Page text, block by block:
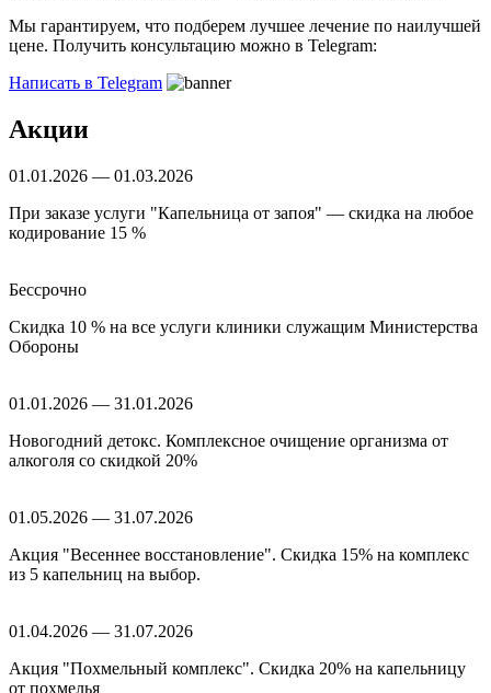
Мы гарантируем, что подберем лучшее лечение по наилучшей
цене. Получить консультацию можно в Telegram:
Написать в Telegram
Акции
01.01.2026 — 01.03.2026
При заказе услуги "Капельница от запоя" — скидка на любое
кодирование 15 %
Бессрочно
Скидка 10 % на все услуги клиники служащим Министерства
Обороны
01.01.2026 — 31.01.2026
Новогодний детокс. Комплексное очищение организма от
алкоголя со скидкой 20%
01.05.2026 — 31.07.2026
Акция "Весеннее восстановление". Скидка 15% на комплекс
из 5 капельниц на выбор.
01.04.2026 — 31.07.2026
Акция "Похмельный комплекс". Скидка 20% на капельницу
от похмелья